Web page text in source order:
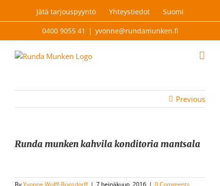
Jätä tarjouspyyntö Yhteystiedot Suomi
0400 9055 41 | yvonne@rundamunken.fi
Previous
Runda munken kahvila konditoria mantsala
ByYvonne Wolff-Bonsdorff | 7 heinäkuun, 2016 | 0 Comments